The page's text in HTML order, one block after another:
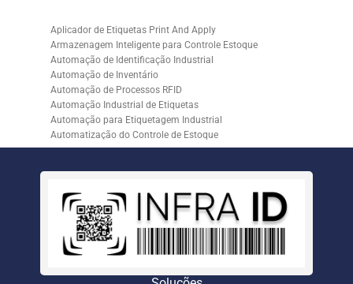
Aplicador de Etiquetas Print And Apply
Armazenagem Inteligente para Controle Estoque
Automação de Identificação Industrial
Automação de Inventário
Automação de Processos RFID
Automação Industrial de Etiquetas
Automação para Etiquetagem Industrial
Automatização do Controle de Estoque
Controle de Estoque com RFID
Empresa de Automação para Processos Logísticos
Empresa de Rastreabilidade Industrial
Empresa de Soluções para Etiquetagem
Empresa Especializada em Inventário de Estoque
Etiqueta RFID para Controle de Estoque